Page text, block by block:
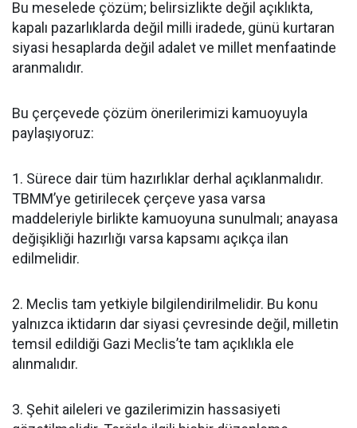
Bu meselede çözüm; belirsizlikte değil açıklıkta,
kapalı pazarlıklarda değil milli iradede, günü kurtaran
siyasi hesaplarda değil adalet ve millet menfaatinde
aranmalıdır.
Bu çerçevede çözüm önerilerimizi kamuoyuyla
paylaşıyoruz:
1. Sürece dair tüm hazırlıklar derhal açıklanmalıdır.
TBMM’ye getirilecek çerçeve yasa varsa
maddeleriyle birlikte kamuoyuna sunulmalı; anayasa
değişikliği hazırlığı varsa kapsamı açıkça ilan
edilmelidir.
2. Meclis tam yetkiyle bilgilendirilmelidir. Bu konu
yalnızca iktidarın dar siyasi çevresinde değil, milletin
temsil edildiği Gazi Meclis’te tam açıklıkla ele
alınmalıdır.
3. Şehit aileleri ve gazilerimizin hassasiyeti